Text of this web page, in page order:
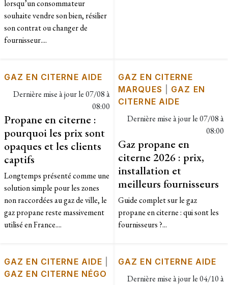
lorsqu’un consommateur
souhaite vendre son bien, résilier
son contrat ou changer de
fournisseur....
GAZ EN CITERNE AIDE
Dernière mise à jour le07/08 à
08:00
Propane en citerne :
pourquoi les prix sont
opaques et les clients
captifs
Longtemps présenté comme une
solution simple pour les zones
non raccordées au gaz de ville, le
gaz propane reste massivement
utilisé en France....
GAZ EN CITERNE
MARQUES
GAZ EN
CITERNE AIDE
Dernière mise à jour le07/08 à
08:00
Gaz propane en
citerne 2026 : prix,
installation et
meilleurs fournisseurs
Guide complet sur le gaz
propane en citerne : qui sont les
fournisseurs ?...
GAZ EN CITERNE AIDE
GAZ EN CITERNE NÉGO
GAZ EN CITERNE AIDE
Dernière mise à jour le04/10 à